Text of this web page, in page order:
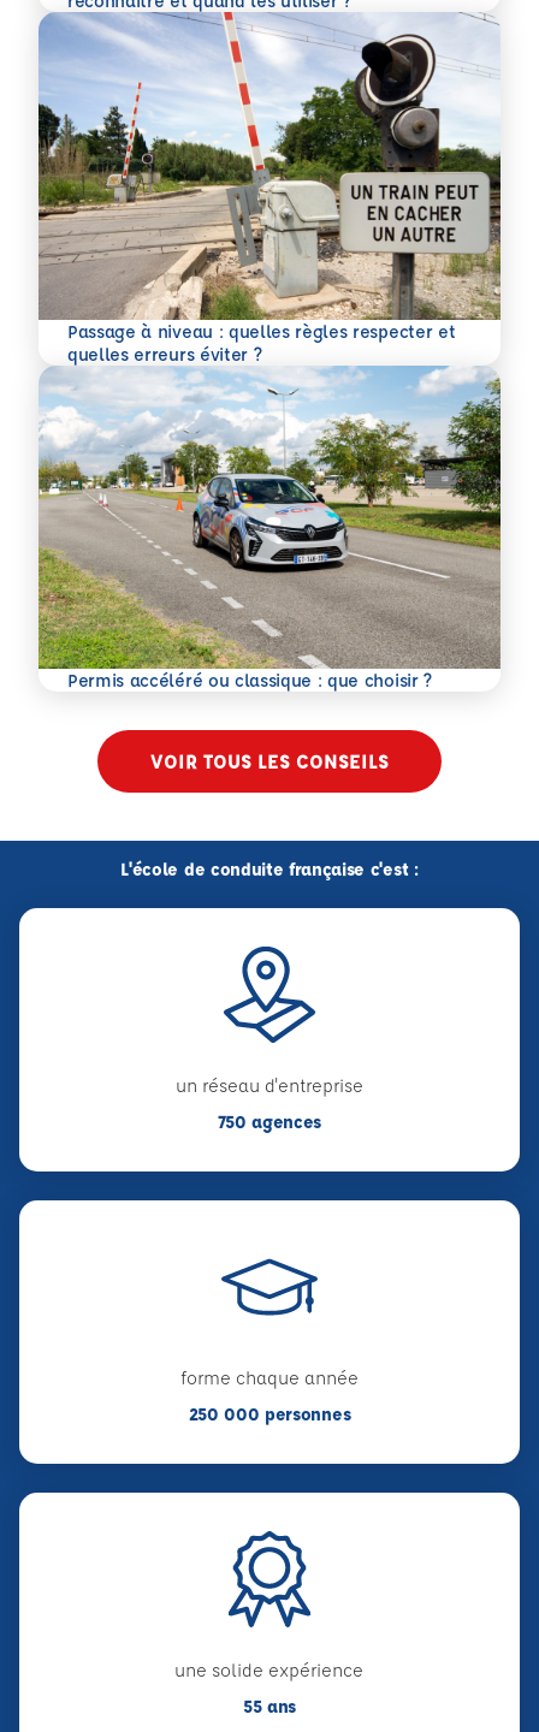
Passage à niveau : quelles règles respecter et
quelles erreurs éviter ?
En savoir plus
Permis accéléré ou classique : que choisir ?
En savoir plus
VOIR TOUS LES CONSEILS
L'école de conduite française c'est :
un réseau d'entreprise
750 agences
forme chaque année
250 000 personnes
une solide expérience
55 ans